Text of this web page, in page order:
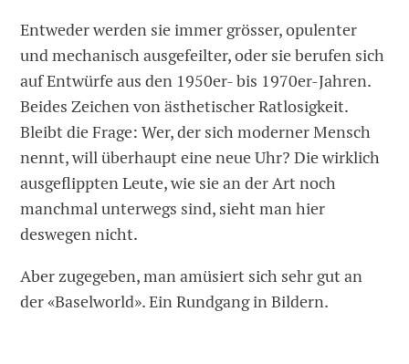
Entweder werden sie immer grösser, opulenter
und mechanisch ausgefeilter, oder sie berufen sich
auf Entwürfe aus den 1950er- bis 1970er-Jahren.
Beides Zeichen von ästhetischer Ratlosigkeit.
Bleibt die Frage: Wer, der sich moderner Mensch
nennt, will überhaupt eine neue Uhr? Die wirklich
ausgeflippten Leute, wie sie an der Art noch
manchmal unterwegs sind, sieht man hier
deswegen nicht.
Aber zugegeben, man amüsiert sich sehr gut an
der «Baselworld». Ein Rundgang in Bildern.